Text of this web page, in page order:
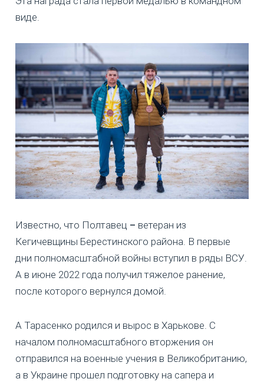
виде.
Известно, что Полтавец – ветеран из
Кегичевщины Берестинского района. В первые
дни полномасштабной войны вступил в ряды ВСУ.
А в июне 2022 года получил тяжелое ранение,
после которого вернулся домой.
А Тарасенко родился и вырос в Харькове. С
началом полномасштабного вторжения он
отправился на военные учения в Великобританию,
а в Украине прошел подготовку на сапера и